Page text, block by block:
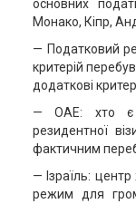
основних
Монако, Кіпр,
— Податковий
критерій
додаткові
— ОАЕ: хто є
резидентної
фактичним
— Ізраїль:
режим для